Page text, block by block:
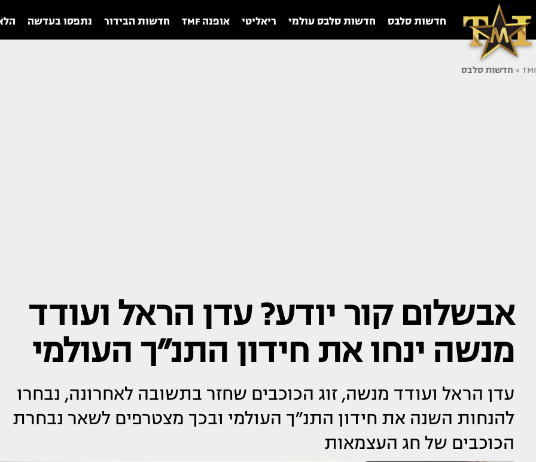
חדשות סלבס חדשות סלבס עולמי ריאליטי אופנה TMF חדשות הבידור נתפסו בעדשה
TMI
> חדשות סלבס
אבשלום קור יודע? עדן הראל ועודד
מנשה ינחו את חידון התנ״ך העולמי
עדן הראל ועודד מנשה, זוג הכוכבים שחזר בתשובה לאחרונה, נבחרו
להנחות השנה את חידון התנ״ך העולמי ובכך מצטרפים לשאר נבחרת
הכוכבים של חג העצמאות